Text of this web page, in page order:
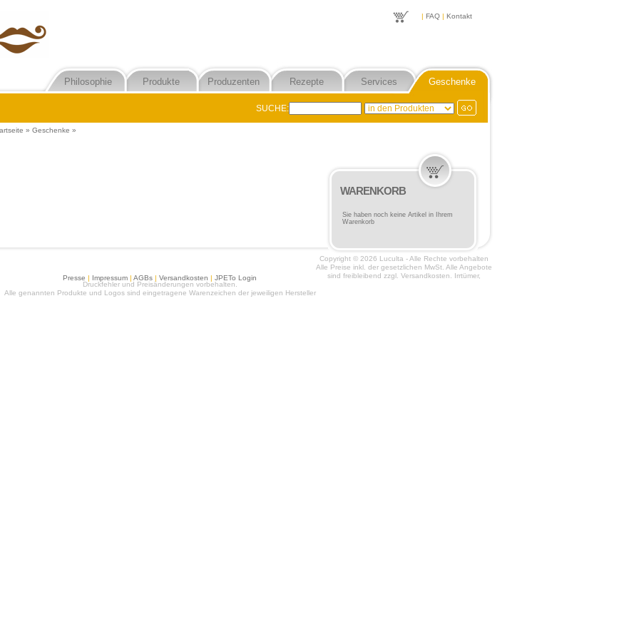
Philosophie Produkte Produzenten Rezepte Services Geschenke
| FAQ| Kontakt
SUCHE:
» Geschenke »
Presse | Impressum | AGBs | Versandkosten | JPETo Login
WARENKORB
Sie haben noch keine Artikel in Ihrem
Warenkorb
Copyright © 2026 Luculta - Alle Rechte vorbehalten
Alle Preise inkl. der gesetzlichen MwSt. Alle Angebote
sind freibleibend zzgl. Versandkosten. Irrtümer,
Druckfehler und Preisänderungen vorbehalten.
Alle genannten Produkte und Logos sind eingetragene Warenzeichen der jeweiligen Hersteller